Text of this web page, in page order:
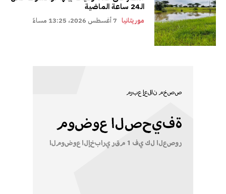
الـ24 ساعة الماضية
موريتانيا 7 أغسطس 2026، 13:25 مساءً